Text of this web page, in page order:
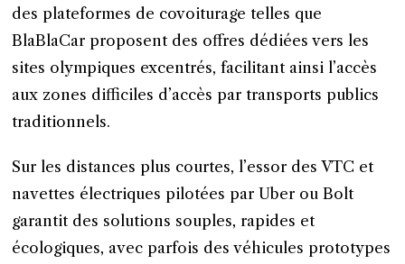
des plateformes de covoiturage telles que
BlaBlaCar proposent des offres dédiées vers les
sites olympiques excentrés, facilitant ainsi l’accès
aux zones difficiles d’accès par transports publics
traditionnels.
Sur les distances plus courtes, l’essor des VTC et
navettes électriques pilotées par Uber ou Bolt
garantit des solutions souples, rapides et
écologiques, avec parfois des véhicules prototypes